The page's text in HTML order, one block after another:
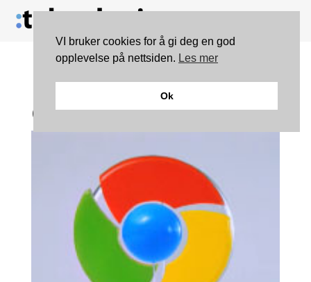
Bak kulissene i den siste
Chrome-reklamen
VI bruker cookies for å gi deg en god
opplevelse på nettsiden. Les mer
Ok